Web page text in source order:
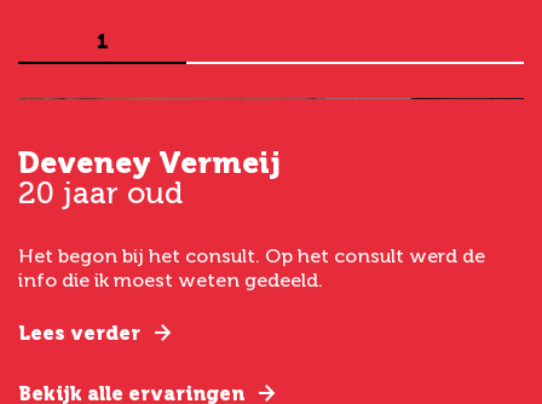
1
Deveney Vermeij
20 jaar oud
Het begon bij het consult. Op het consult werd de
info die ik moest weten gedeeld.
Lees verder
Bekijk alle ervaringen